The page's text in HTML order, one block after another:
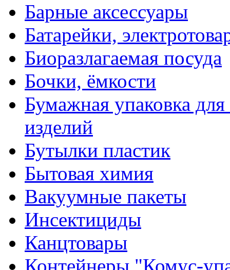
Барные аксессуары
Батарейки,
Биоразлагаемая посуда
Бочки, ёмкости
Бумажная упаковка
изделий
Бутылки пластик
Бытовая химия
Вакуумные пакеты
Инсектициды
Канцтовары